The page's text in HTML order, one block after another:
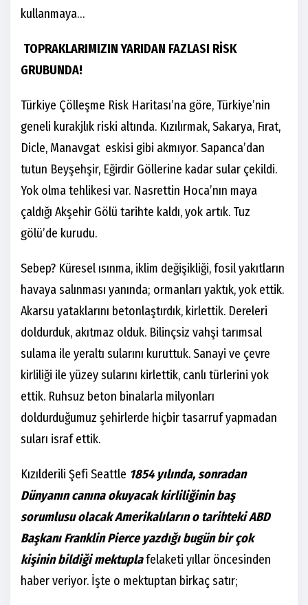
kullanmaya…
TOPRAKLARIMIZIN YARIDAN FAZLASI RİSK
GRUBUNDA!
Türkiye Çölleşme Risk Haritası’na göre, Türkiye’nin
geneli kurakjlık riski altında. Kızılırmak, Sakarya, Fırat,
Dicle, Manavgat eskisi gibi akmıyor. Sapanca’dan
tutun Beyşehşir, Eğirdir Göllerine kadar sular çekildi.
Yok olma tehlikesi var. Nasrettin Hoca’nın maya
çaldığı Akşehir Gölü tarihte kaldı, yok artık. Tuz
gölü’de kurudu.
Sebep? Küresel ısınma, iklim değişikliği, fosil yakıtların
havaya salınması yanında; ormanları yaktık, yok ettik.
Akarsu yataklarını betonlaştırdık, kirlettik. Dereleri
doldurduk, akıtmaz olduk. Bilinçsiz vahşi tarımsal
sulama ile yeraltı sularını kuruttuk. Sanayi ve çevre
kirliliği ile yüzey sularını kirlettik, canlı türlerini yok
ettik. Ruhsuz beton binalarla milyonları
doldurduğumuz şehirlerde hiçbir tasarruf yapmadan
suları israf ettik.
Kızılderili Şefi Seattle 1854 yılında, sonradan
Dünyanın canına okuyacak kirliliğinin baş
sorumlusu olacak Amerikalıların o tarihtekiABD
Başkanı Franklin Pierce yazdığı bugün bir çok
kişinin bildiği mektuplafelaketi yıllar öncesinden
haber veriyor. İşte o mektuptan birkaç satır;